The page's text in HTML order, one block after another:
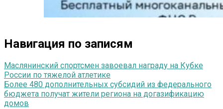
Навигация по записям
Маслянинский спортсмен завоевал награду на Кубке
России по тяжелой атлетике
Более 480 дополнительных субсидий из федерального
бюджета получат жители региона на догазификацию
домов